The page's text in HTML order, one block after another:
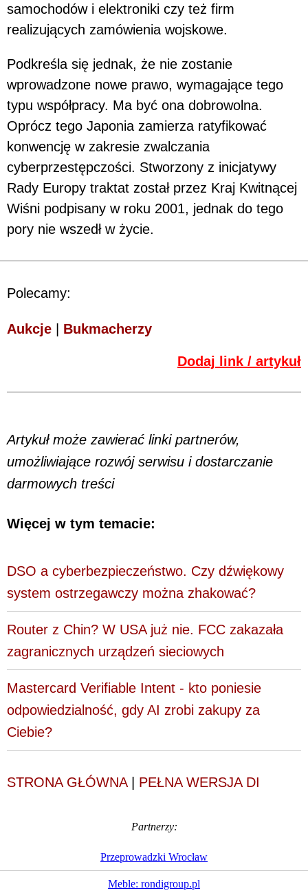
samochodów i elektroniki czy też firm
realizujących zamówienia wojskowe.
Podkreśla się jednak, że nie zostanie
wprowadzone nowe prawo, wymagające tego
typu współpracy. Ma być ona dobrowolna.
Oprócz tego Japonia zamierza ratyfikować
konwencję w zakresie zwalczania
cyberprzestępczości. Stworzony z inicjatywy
Rady Europy traktat został przez Kraj Kwitnącej
Wiśni podpisany w roku 2001, jednak do tego
pory nie wszedł w życie.
Polecamy:
Aukcje | Bukmacherzy
Dodaj link / artykuł
Artykuł może zawierać linki partnerów,
umożliwiające rozwój serwisu i dostarczanie
darmowych treści
Więcej w tym temacie:
DSO a cyberbezpieczeństwo. Czy dźwiękowy
system ostrzegawczy można zhakować?
Router z Chin? W USA już nie. FCC zakazała
zagranicznych urządzeń sieciowych
Mastercard Verifiable Intent - kto poniesie
odpowiedzialność, gdy AI zrobi zakupy za
Ciebie?
STRONA GŁÓWNA| PEŁNA WERSJA DI
Partnerzy:
Przeprowadzki Wrocław
Meble: rondigroup.pl